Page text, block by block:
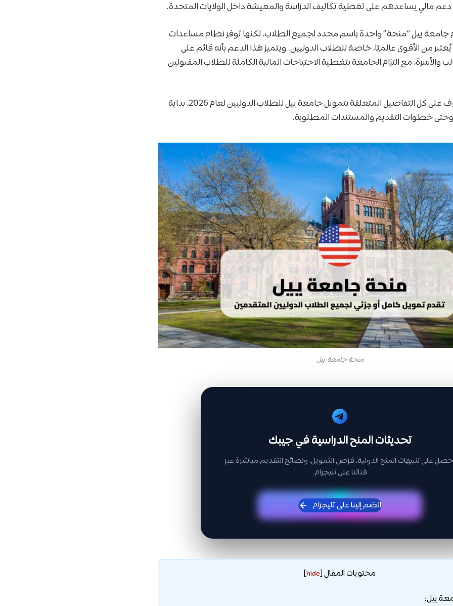
مالي يساعدهم على تغطية تكاليف الدراسة والمعيشة داخل الولايات المتحدة.
جامعة ييل “منحة” واحدة باسم محدد لجميع الطلاب، لكنها توفر نظام مساعدات
من الأقوى عالميًا، خاصة للطلاب الدوليين. ويتميز هذا الدعم بأنه قائم على
والأسرة، مع التزام الجامعة بتغطية الاحتياجات المالية الكاملة للطلاب المقبولين
في هذا الدليل ستتعرف على كل التفاصيل المتعلقة بتمويل جامعة ييل للطلاب الدوليين لعام 2026، بداية
وحتى خطوات التقديم والمستندات المطلوبة.
منحة جامعة ييل
تحديثات المنح الدراسية في جيبك
على تنبيهات المنح الدولية، فرص التمويل، ونصائح التقديم مباشرة عبر
قناتنا على تليجرام.
انضم إلينا على تليجرام
محتويات المقال [
hide
]
ييل: